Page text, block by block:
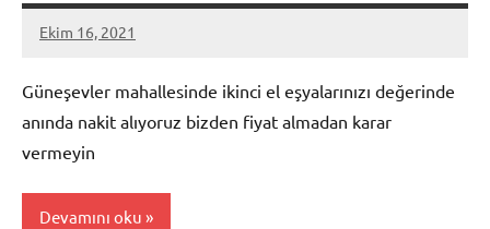
Ekim 16, 2021
Mustafa
Güneşevler mahallesinde ikinci el eşyalarınızı değerinde
anında nakit alıyoruz bizden fiyat almadan karar
vermeyin
Devamını oku